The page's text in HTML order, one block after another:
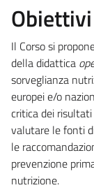
Il Corso si
della didattica
sorveglianza
europei e/o
critica dei
valutare le fonti
le
prevenzione
nutrizione.